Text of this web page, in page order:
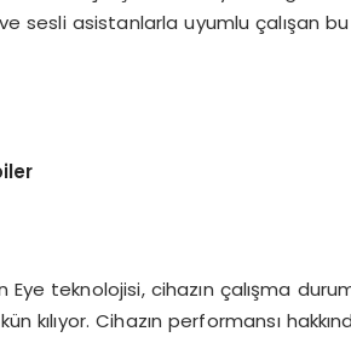
sesli asistanlarla uyumlu çalışan
teknolojisi, cihazın çalışma
kılıyor. Cihazın performansı